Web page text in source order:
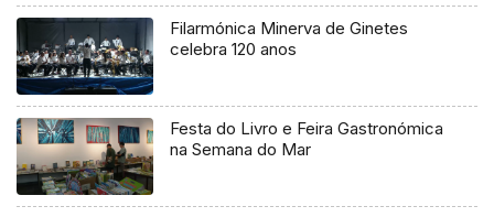
Filarmónica Minerva de Ginetes
celebra 120 anos
Festa do Livro e Feira Gastronómica
na Semana do Mar